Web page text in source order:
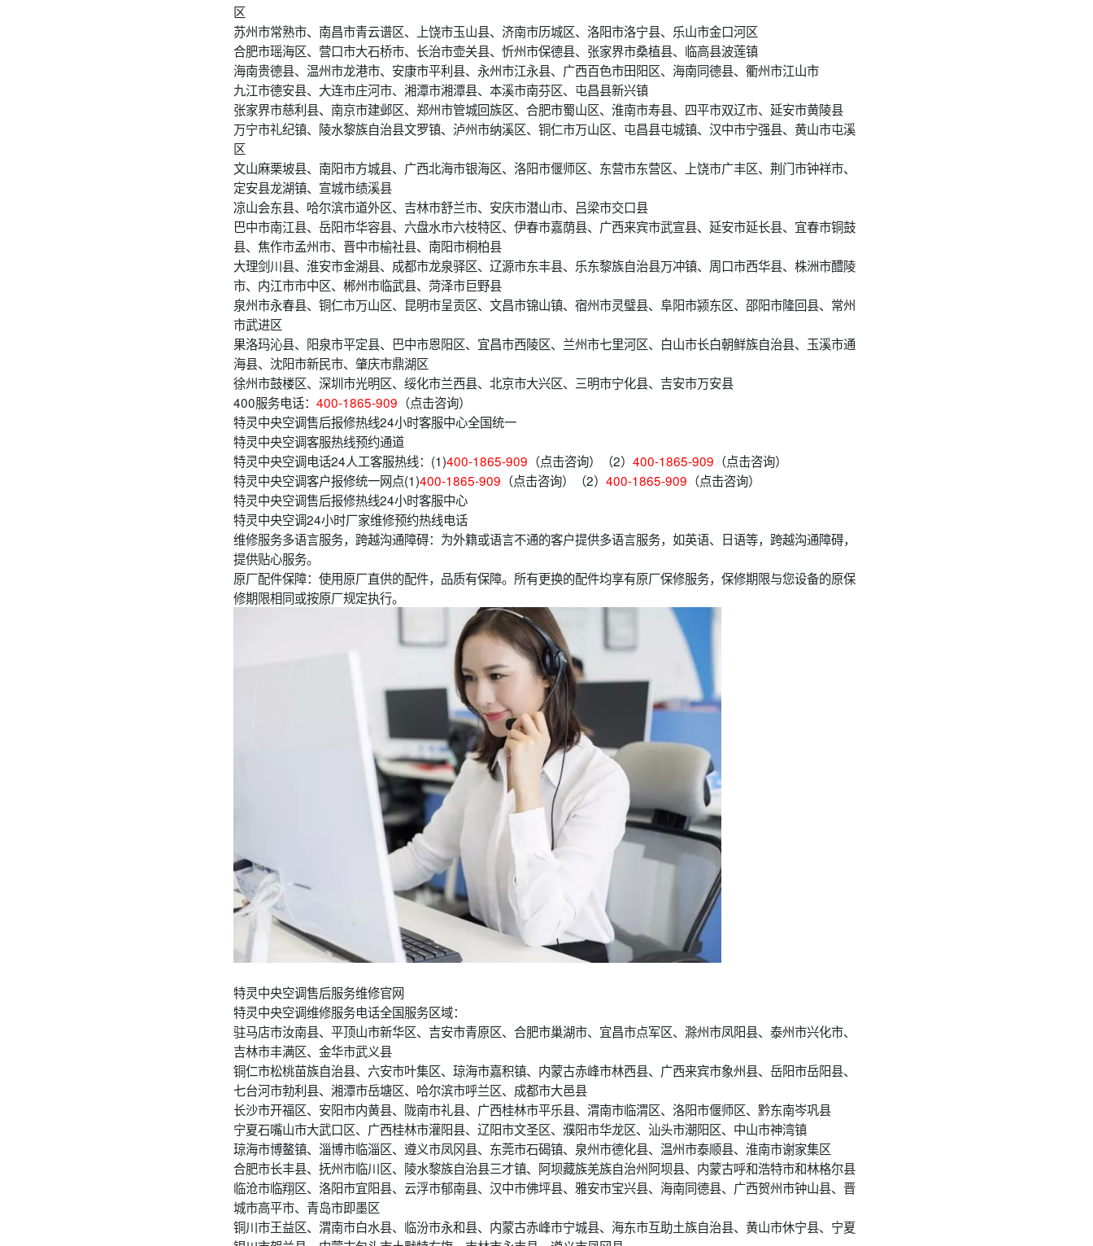
区
苏州市常熟市、南昌市青云谱区、上饶市玉山县、济南市历城区、洛阳市洛宁县、乐山市金口河区
合肥市瑶海区、营口市大石桥市、长治市壶关县、忻州市保德县、张家界市桑植县、临高县波莲镇
海南贵德县、温州市龙港市、安康市平利县、永州市江永县、广西百色市田阳区、海南同德县、衢州市江山市
九江市德安县、大连市庄河市、湘潭市湘潭县、本溪市南芬区、屯昌县新兴镇
张家界市慈利县、南京市建邺区、郑州市管城回族区、合肥市蜀山区、淮南市寿县、四平市双辽市、延安市黄陵县
万宁市礼纪镇、陵水黎族自治县文罗镇、泸州市纳溪区、铜仁市万山区、屯昌县屯城镇、汉中市宁强县、黄山市屯溪
区
文山麻栗坡县、南阳市方城县、广西北海市银海区、洛阳市偃师区、东营市东营区、上饶市广丰区、荆门市钟祥市、
定安县龙湖镇、宣城市绩溪县
凉山会东县、哈尔滨市道外区、吉林市舒兰市、安庆市潜山市、吕梁市交口县
巴中市南江县、岳阳市华容县、六盘水市六枝特区、伊春市嘉荫县、广西来宾市武宣县、延安市延长县、宜春市铜鼓
县、焦作市孟州市、晋中市榆社县、南阳市桐柏县
大理剑川县、淮安市金湖县、成都市龙泉驿区、辽源市东丰县、乐东黎族自治县万冲镇、周口市西华县、株洲市醴陵
市、内江市市中区、郴州市临武县、菏泽市巨野县
泉州市永春县、铜仁市万山区、昆明市呈贡区、文昌市锦山镇、宿州市灵璧县、阜阳市颍东区、邵阳市隆回县、常州
市武进区
果洛玛沁县、阳泉市平定县、巴中市恩阳区、宜昌市西陵区、兰州市七里河区、白山市长白朝鲜族自治县、玉溪市通
海县、沈阳市新民市、肇庆市鼎湖区
徐州市鼓楼区、深圳市光明区、绥化市兰西县、北京市大兴区、三明市宁化县、吉安市万安县
400服务电话： 400-1865-909 （点击咨询）
特灵中央空调售后报修热线24小时客服中心全国统一
特灵中央空调客服热线预约通道
特灵中央空调电话24人工客服热线：(1)400-1865-909 （点击咨询）（2） 400-1865-909 （点击咨询）
特灵中央空调客户报修统一网点(1)400-1865-909 （点击咨询）（2） 400-1865-909 （点击咨询）
特灵中央空调售后报修热线24小时客服中心
特灵中央空调24小时厂家维修预约热线电话
维修服务多语言服务，跨越沟通障碍：为外籍或语言不通的客户提供多语言服务，如英语、日语等，跨越沟通障碍，
提供贴心服务。
原厂配件保障：使用原厂直供的配件，品质有保障。所有更换的配件均享有原厂保修服务，保修期限与您设备的原保
修期限相同或按原厂规定执行。
特灵中央空调售后服务维修官网
特灵中央空调维修服务电话全国服务区域：
驻马店市汝南县、平顶山市新华区、吉安市青原区、合肥市巢湖市、宜昌市点军区、滁州市凤阳县、泰州市兴化市、
吉林市丰满区、金华市武义县
铜仁市松桃苗族自治县、六安市叶集区、琼海市嘉积镇、内蒙古赤峰市林西县、广西来宾市象州县、岳阳市岳阳县、
七台河市勃利县、湘潭市岳塘区、哈尔滨市呼兰区、成都市大邑县
长沙市开福区、安阳市内黄县、陇南市礼县、广西桂林市平乐县、渭南市临渭区、洛阳市偃师区、黔东南岑巩县
宁夏石嘴山市大武口区、广西桂林市灌阳县、辽阳市文圣区、濮阳市华龙区、汕头市潮阳区、中山市神湾镇
琼海市博鳌镇、淄博市临淄区、遵义市凤冈县、东莞市石碣镇、泉州市德化县、温州市泰顺县、淮南市谢家集区
合肥市长丰县、抚州市临川区、陵水黎族自治县三才镇、阿坝藏族羌族自治州阿坝县、内蒙古呼和浩特市和林格尔县
临沧市临翔区、洛阳市宜阳县、云浮市郁南县、汉中市佛坪县、雅安市宝兴县、海南同德县、广西贺州市钟山县、晋
城市高平市、青岛市即墨区
铜川市王益区、渭南市白水县、临汾市永和县、内蒙古赤峰市宁城县、海东市互助土族自治县、黄山市休宁县、宁夏